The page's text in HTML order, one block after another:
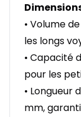
• Volume
les longs
• Capacité
pour les
• Longueur
mm,